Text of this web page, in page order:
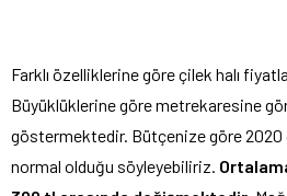
Farklı özelliklerine göre çilek halı
Büyüklüklerine göre metrekaresine
göstermektedir. Bütçenize göre 2020
normal olduğu söyleyebiliriz.